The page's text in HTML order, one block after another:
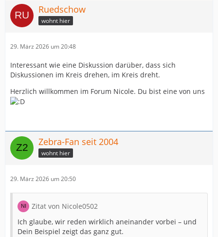
Deswegen haben wir aus diesem Spiel keine Punkte
mitgenommen!
Das ist halt der Sinn des Spiels!
Ruedschow
wohnt hier
29. März 2026 um 20:48
Interessant wie eine Diskussion darüber, dass sich
Diskussionen im Kreis drehen, im Kreis dreht.
Herzlich willkommen im Forum Nicole. Du bist eine von uns
Zebra-Fan seit 2004
wohnt hier
29. März 2026 um 20:50
Zitat von Nicole0502
Ich glaube, wir reden wirklich aneinander vorbei – und
Dein Beispiel zeigt das ganz gut.